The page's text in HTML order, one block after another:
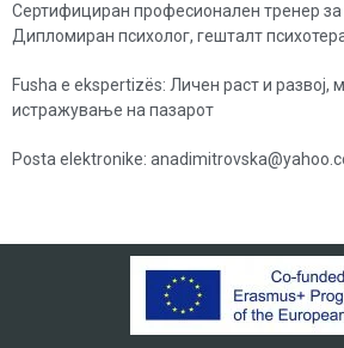
Сертифициран професионален тренер за
Дипломиран психолог, гешталт
Fusha e ekspertizës: Личен раст и развој,
истражување на пазарот
Posta elektronike: